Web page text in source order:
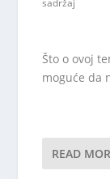
sadržaj
Što o ovoj
moguće da
READ